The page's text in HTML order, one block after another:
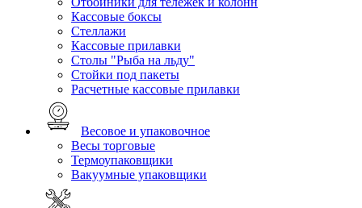
Кассовые боксы
Стеллажи
Кассовые прилавки
Столы "Рыба на льду"
Стойки под пакеты
Расчетные кассовые прилавки
Весовое и упаковочное
Весы торговые
Термоупаковщики
Вакуумные упаковщики